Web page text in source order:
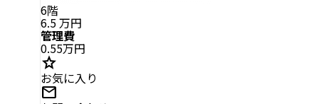
6階
6.5万円
管理費
0.55万円
star
お気に入り
mail